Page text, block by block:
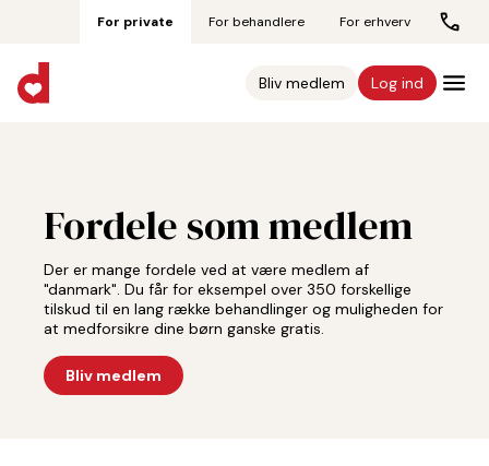
For private For behandlere For erhverv
Bliv medlem Log ind
Fordele som medlem
Der er mange fordele ved at være medlem af
"danmark". Du får for eksempel over 350 forskellige
tilskud til en lang række behandlinger og muligheden for
at medforsikre dine børn ganske gratis.
Bliv medlem